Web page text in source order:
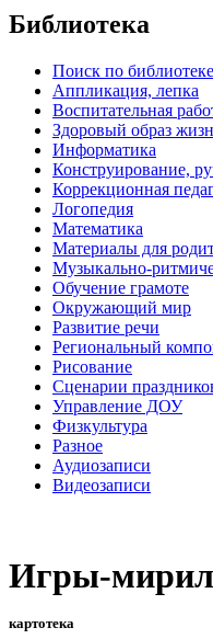
Библиотека
Поиск по библиотеке
Аппликация, лепка
Воспитательная
Здоровый образ
Информатика
Конструирование,
Коррекционная
Логопедия
Математика
Материалы для
Музыкально-
Обучение грамоте
Окружающий мир
Развитие речи
Региональный
Рисование
Сценарии
Управление ДОУ
Физкультура
Разное
Аудиозаписи
Видеозаписи
Игры-
картотека